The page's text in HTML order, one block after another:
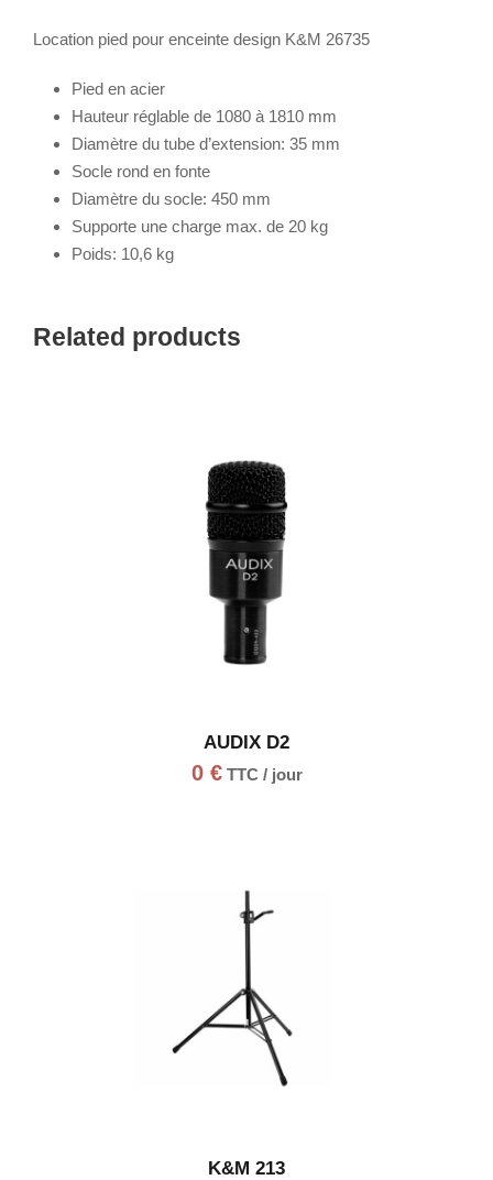
Location pied pour enceinte design K&M 26735
Pied en acier
Hauteur réglable de 1080 à 1810 mm
Diamètre du tube d’extension: 35 mm
Socle rond en fonte
Diamètre du socle: 450 mm
Supporte une charge max. de 20 kg
Poids: 10,6 kg
Related products
AUDIX D2
0 €TTC / jour
K&M 213